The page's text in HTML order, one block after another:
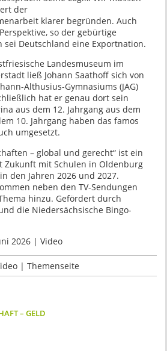
der
klarer begründen. Auch
so der gebürtige
sei Deutschland eine Exportnation.
Landesmuseum im
ließ Johann Saathoff sich von
Althusius-Gymnasiums (JAG)
hat er genau dort sein
aus dem 12. Jahrgang aus dem
10. Jahrgang haben das famos
umgesetzt.
– global und gerecht“ ist ein
Zukunft mit Schulen in Oldenburg
den Jahren 2026 und 2027.
neben den TV-Sendungen
hinzu. Gefördert durch
die Niedersächsische Bingo-
2026 | Video
| Themenseite
– GELD